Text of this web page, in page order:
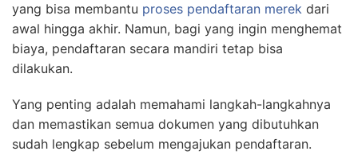
yang bisa membantu proses pendaftaran merek dari
awal hingga akhir. Namun, bagi yang ingin menghemat
biaya, pendaftaran secara mandiri tetap bisa
dilakukan.
Yang penting adalah memahami langkah-langkahnya
dan memastikan semua dokumen yang dibutuhkan
sudah lengkap sebelum mengajukan pendaftaran.